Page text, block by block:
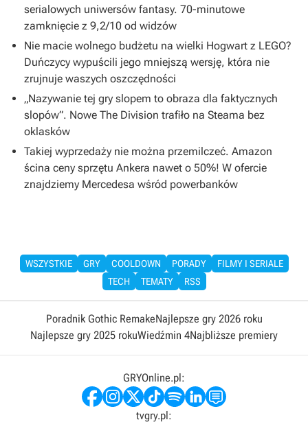
serialowych uniwersów fantasy. 70-minutowe
zamknięcie z 9,2/10 od widzów
Nie macie wolnego budżetu na wielki Hogwart z LEGO?
Duńczycy wypuścili jego mniejszą wersję, która nie
zrujnuje waszych oszczędności
„Nazywanie tej gry slopem to obraza dla faktycznych
slopów”. Nowe The Division trafiło na Steama bez
oklasków
Takiej wyprzedaży nie można przemilczeć. Amazon
ścina ceny sprzętu Ankera nawet o 50%! W ofercie
znajdziemy Mercedesa wśród powerbanków
WSZYSTKIE GRY COOLDOWN PORADY
FILMY I SERIALE
TECH
TEMATY RSS
Poradnik Gothic RemakeNajlepsze gry 2026 roku
Najlepsze gry 2025 rokuWiedźmin 4Najbliższe premiery
GRYOnline.pl:
tvgry.pl: